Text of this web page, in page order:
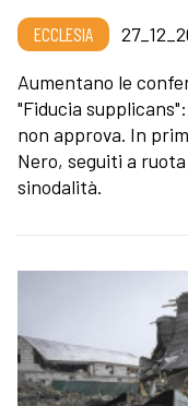
ECCLESIA
Aumentano le
"Fiducia
non approva. In
Nero, seguiti a
sinodalità.